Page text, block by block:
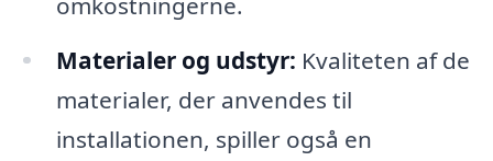
Materialer og udstyr: Kvaliteten af de
materialer, der anvendes til
installationen, spiller også en